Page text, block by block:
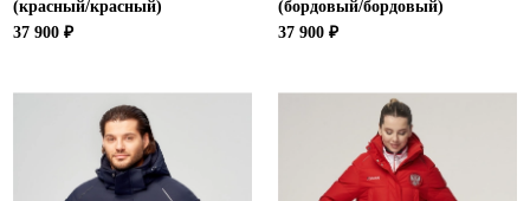
(красный/красный)
37 900 ₽
(бордовый/бордовый)
37 900 ₽